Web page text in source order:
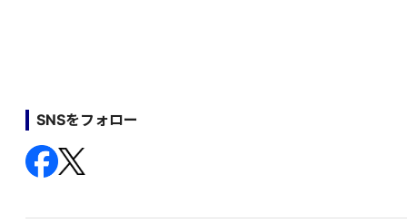
SNSをフォロー